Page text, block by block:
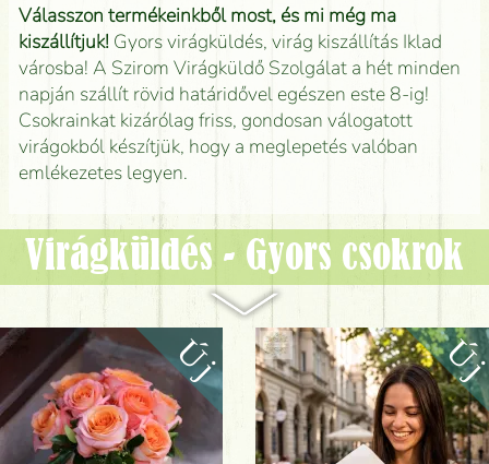
Válasszon termékeinkből most, és mi még ma
kiszállítjuk!Gyors virágküldés, virág kiszállítás Iklad
városba! A Szirom Virágküldő Szolgálat a hét minden
napján szállít rövid határidővel egészen este 8-ig!
Csokrainkat kizárólag friss, gondosan válogatott
virágokból készítjük, hogy a meglepetés valóban
emlékezetes legyen.
Virágküldés - Gyors csokrok